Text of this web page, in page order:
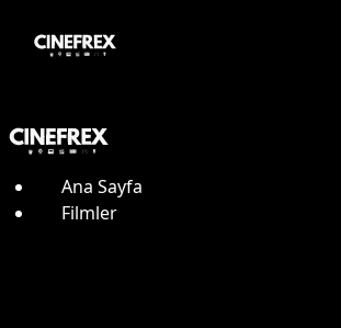
Ana Sayfa
Filmler